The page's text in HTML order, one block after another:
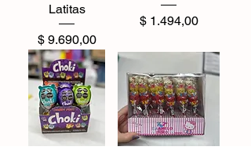
Latitas
Precio
$ 9.690,00
Precio
$ 1.494,00